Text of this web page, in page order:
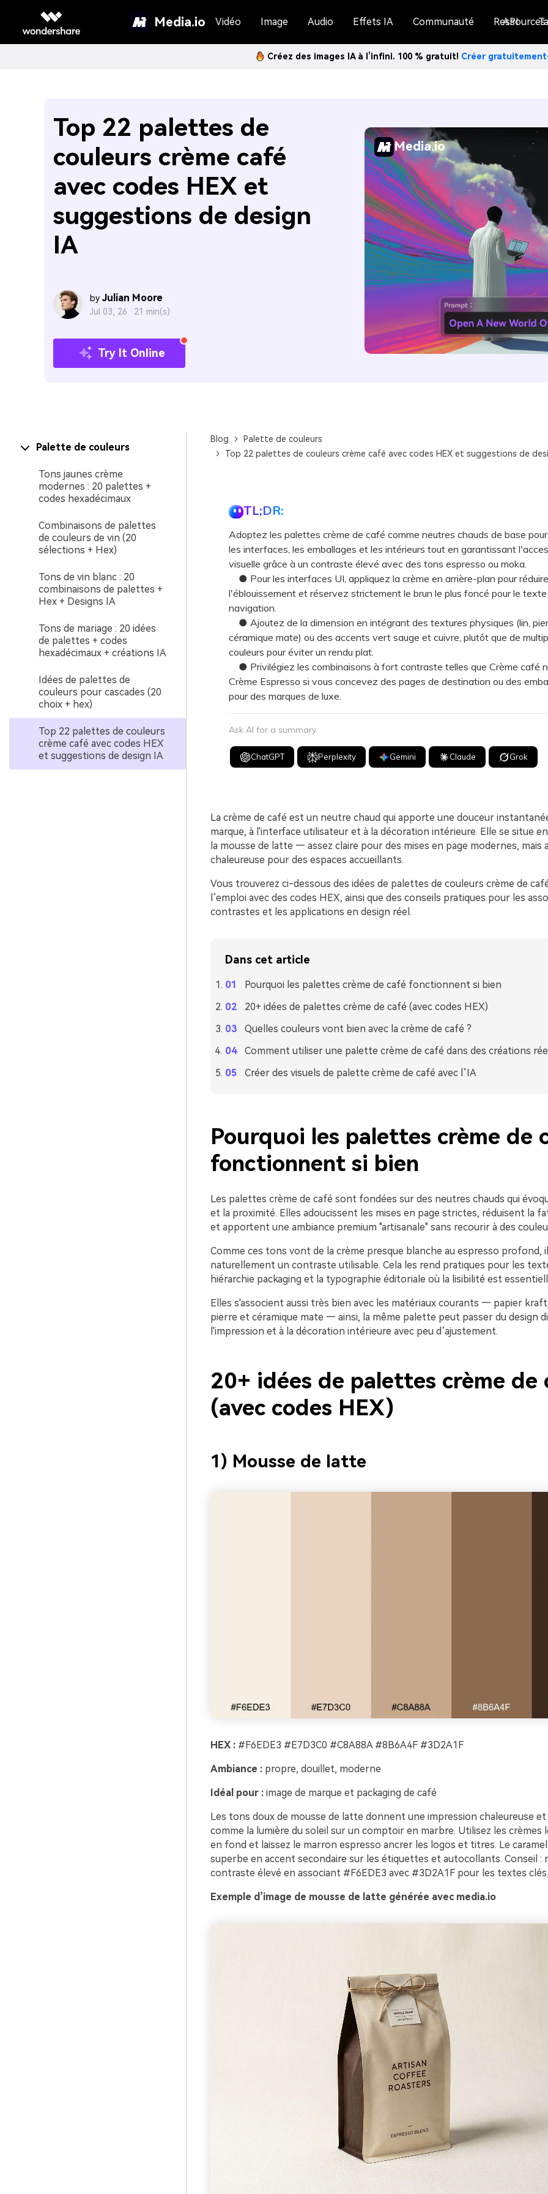
Media.io Vidéo Image Audio Effets IA Communauté Ressources
API
Créez des images IA à l’infini. 100 % gratuit! Créer
Top 22 palettes de
couleurs crème café
avec codes HEX et
suggestions de design
IA
by Julian Moore
Jul 03, 26 · 21 min(s)
Try It Online
Media.io
Palette de couleurs
Tons jaunes crème
modernes : 20 palettes +
codes hexadécimaux
Combinaisons de palettes
de couleurs de vin (20
sélections + Hex)
Tons de vin blanc : 20
combinaisons de palettes +
Hex + Designs IA
Tons de mariage : 20 idées
de palettes + codes
hexadécimaux + créations IA
Idées de palettes de
couleurs pour cascades (20
choix + hex)
Top 22 palettes de couleurs
crème café avec codes HEX
et suggestions de design IA
Blog
Palette de couleurs
Top 22 palettes de couleurs crème café avec codes HEX et suggestions de
TL;DR:
Adoptez les palettes crème de café comme neutres chauds de base
les interfaces, les emballages et les intérieurs tout en garantissant
visuelle grâce à un contraste élevé avec des tons espresso ou moka.
● Pour les interfaces UI, appliquez la crème en arrière-plan pour réduire
l'éblouissement et réservez strictement le brun le plus foncé pour le
navigation.
● Ajoutez de la dimension en intégrant des textures physiques (lin,
céramique mate) ou des accents vert sauge et cuivre, plutôt que de
couleurs pour éviter un rendu plat.
● Privilégiez les combinaisons à fort contraste telles que Crème café
Crème Espresso si vous concevez des pages de destination ou des
pour des marques de luxe.
Ask AI for a summary
ChatGPT Perplexity Gemini Claude Grok
La crème de café est un neutre chaud qui apporte une douceur
marque, à l'interface utilisateur et à la décoration intérieure. Elle se situe
la mousse de latte — assez claire pour des mises en page modernes, mais
chaleureuse pour des espaces accueillants.
Vous trouverez ci-dessous des idées de palettes de couleurs crème de
l’emploi avec des codes HEX, ainsi que des conseils pratiques pour les
contrastes et les applications en design réel.
Dans cet article
Pourquoi les palettes crème de café fonctionnent si bien
20+ idées de palettes crème de café (avec codes HEX)
Quelles couleurs vont bien avec la crème de café ?
Comment utiliser une palette crème de café dans des créations
Créer des visuels de palette crème de café avec l’IA
Pourquoi les palettes crème de
fonctionnent si bien
Les palettes crème de café sont fondées sur des neutres chauds qui
et la proximité. Elles adoucissent les mises en page strictes, réduisent la
et apportent une ambiance premium "artisanale" sans recourir à des
Comme ces tons vont de la crème presque blanche au espresso profond,
naturellement un contraste utilisable. Cela les rend pratiques pour les
hiérarchie packaging et la typographie éditoriale où la lisibilité est
Elles s'associent aussi très bien avec les matériaux courants — papier
pierre et céramique mate — ainsi, la même palette peut passer du design
l'impression et à la décoration intérieure avec peu d’ajustement.
20+ idées de palettes crème de
(avec codes HEX)
1) Mousse de latte
HEX :#F6EDE3 #E7D3C0 #C8A88A #8B6A4F #3D2A1F
Ambiance :propre, douillet, moderne
Idéal pour :image de marque et packaging de café
Les tons doux de mousse de latte donnent une impression chaleureuse et
comme la lumière du soleil sur un comptoir en marbre. Utilisez les crèmes
en fond et laissez le marron espresso ancrer les logos et titres. Le
superbe en accent secondaire sur les étiquettes et autocollants. Conseil :
contraste élevé en associant #F6EDE3 avec #3D2A1F pour les textes clés.
Exemple d’image de mousse de latte générée avec media.io